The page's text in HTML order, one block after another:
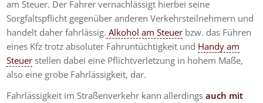
am Steuer. Der Fahrer vernachlässigt hierbei seine
Sorgfaltspflicht gegenüber anderen Verkehrsteilnehmern und
handelt daher fahrlässig. Alkohol am Steuer bzw. das Führen
eines Kfz trotz absoluter Fahruntüchtigkeit und Handy am
Steuer stellen dabei eine Pflichtverletzung in hohem Maße,
also eine grobe Fahrlässigkeit, dar.
Fahrlässigkeit im Straßenverkehr kann allerdingsauch mit